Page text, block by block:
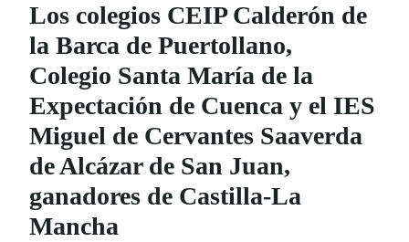
Los colegios CEIP Calderón de
la Barca de Puertollano,
Colegio Santa María de la
Expectación de Cuenca y el IES
Miguel de Cervantes Saaverda
de Alcázar de San Juan,
ganadores de Castilla-La
Mancha